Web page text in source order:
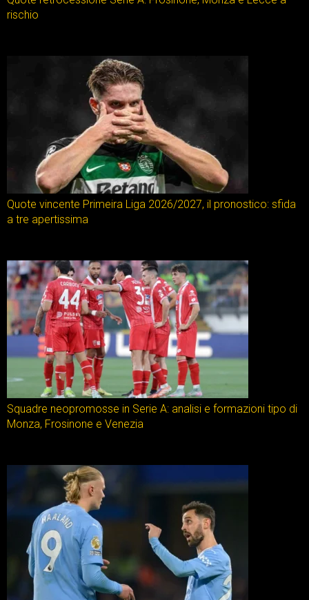
rischio
Quote vincente Primeira Liga 2026/2027, il pronostico: sfida
a tre apertissima
Squadre neopromosse in Serie A: analisi e formazioni tipo di
Monza, Frosinone e Venezia